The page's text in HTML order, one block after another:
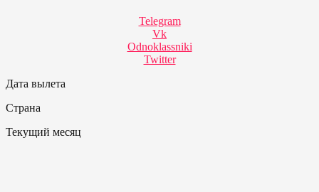
Telegram
Vk
Odnoklassniki
Twitter
Дата вылета
Страна
Текущий месяц